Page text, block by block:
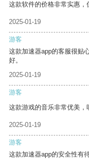
这款软件的价格非常实惠，
2025-01-19
游客
这款加速器app的客服很贴
好。
2025-01-19
游客
这款游戏的音乐非常优美，
2025-01-19
游客
这款加速器app的安全性有